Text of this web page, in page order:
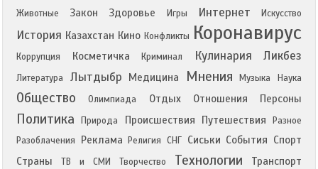
Животные
Закон Здоровье Игры Интернет Искусство
История Казахстан Кино Конфликты Коронавирус
Коррупция Косметичка Криминал Кулинария Ликбез
Литература Лытдыбр Медицина Мнения Музыка Наука
Общество Олимпиада Отдых Отношения Персоны
Политика Природа Происшествия Путешествия
Разное
Разоблачения
Реклама Религия СНГ Сиськи События Спорт
Страны
ТВ и СМИ Творчество Технологии Транспорт